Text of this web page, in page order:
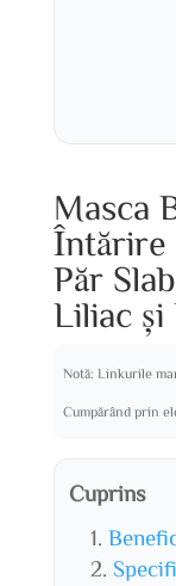
Masca
Întărire
Păr
Liliac și
Notă: Linkurile
Cumpărând prin
Cuprins